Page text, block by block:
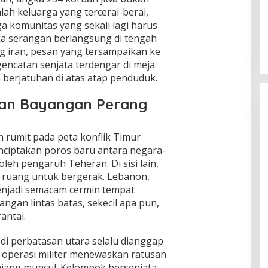
keluarga yang tercerai-berai,
komunitas yang sekali lagi harus
serangan berlangsung di tengah
iran, pesan yang tersampaikan ke
senjata terdengar di meja
di atas atap penduduk.
Bayangan Perang
rumit pada peta konflik Timur
poros baru antara negara-
pengaruh Teheran. Di sisi lain,
untuk bergerak. Lebanon,
semacam cermin tempat
lintas batas, sekecil apa pun,
perbatasan utara selalu dianggap
militer menewaskan ratusan
Gelombang Panas Korea Selatan
dan Krisis Global Iklim
Di Isu Global | Agustus 9, 2026